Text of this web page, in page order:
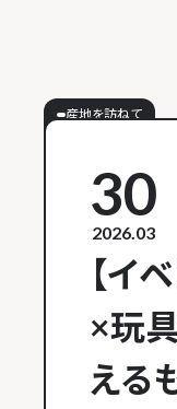
産地を訪ねて
30
2026.03
【イ
×玩
える